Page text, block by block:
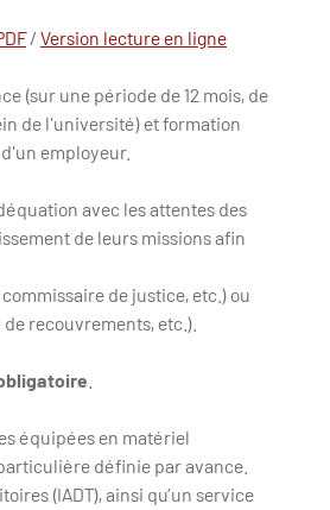
/ Version lecture en ligne
(sur une période de 12 mois, de
de l'université) et formation
employeur.
avec les attentes des
de leurs missions afin
de justice, etc.) ou
recouvrements, etc.).
équipées en matériel
définie par avance.
(IADT), ainsi qu’un service